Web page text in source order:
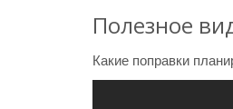
Полезное
Какие поправки